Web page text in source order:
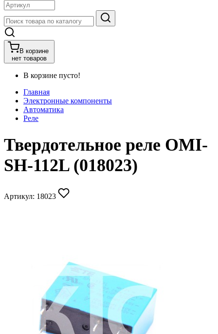
В корзине
нет товаров
В корзине пусто!
Главная
Электронные компоненты
Автоматика
Реле
Твердотельное реле OMI-
SH-112L (018023)
Артикул: 18023